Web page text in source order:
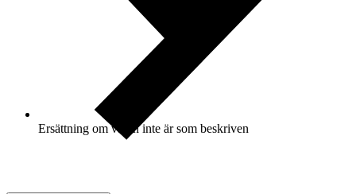
Ersättning om varan inte är som beskriven